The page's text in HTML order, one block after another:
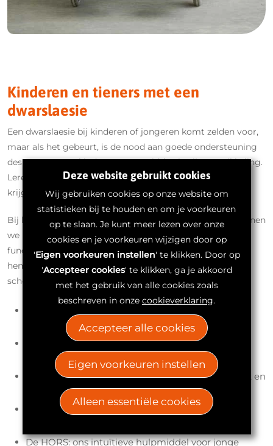
Kinderen en tieners met een
dwarslaesie
Een dwarslaesie bij kinderen of jongeren komt zelden voor,
maar als het gebeurt, is de nood aan goede ondersteuning
des te groter. Je kind staat nog midden in zijn ontwikkeling.
Leren bewegen, groeien, spelen, naar school gaan: alles
krijgt een andere betekenis.
Bij het Neurologisch Care Center by Spronken ondersteunen
we kinderen en tieners met hulpmiddelen die niet alleen
functioneel zijn, maar ook aanvoelen als een deel van
henzelf. We denken mee met ouders, therapeuten én
schoolteams. We bieden onder andere:
spierspanning en activiteit
Lichte, wendbare rolstoelen met kindvriendelijke
afwerking
Zitschalen en positioneringssystemen die comfort en
symmetrie ondersteunen
Slaaporthesen voor spierontspanning en houding
De HORS: ons intuïtieve hulpmiddel voor jonge
Deze website gebruikt cookies
Wij gebruiken cookies op onze website om
statistieken bij te houden en om je voorkeuren
op te slaan. Je kunt meer lezen over onze
cookies en je voorkeuren wijzigen door op
'Eigen voorkeuren instellen' te klikken. Door op
'Accepteer cookies' te klikken, ga je akkoord
met het gebruik van alle cookies zoals
beschreven in onze cookieverklaring.
Accepteer alle cookies
Eigen voorkeuren instellen
Alleen essentiële cookies